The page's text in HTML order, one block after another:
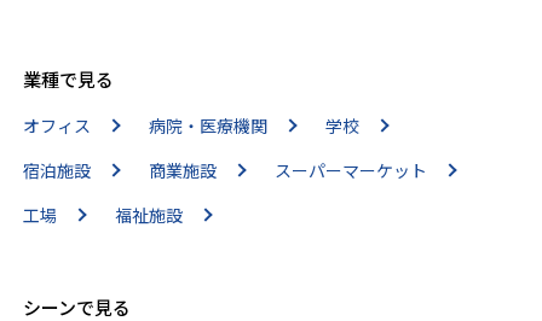
業種で見る
オフィス 病院・医療機関
学校
宿泊施設
商業施設
スーパーマーケット
工場
福祉施設
シーンで見る